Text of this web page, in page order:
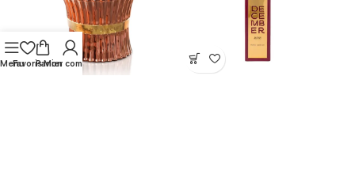
MenuFavorisPanier
Mon compte